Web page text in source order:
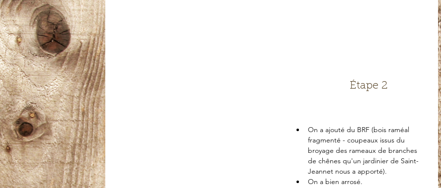
Étape 2
On a ajouté du BRF (bois raméal
fragmenté - coupeaux issus du
broyage des rameaux de branches
de chênes qu'un jardinier de Saint-
Jeannet nous a apporté).
On a bien arrosé.